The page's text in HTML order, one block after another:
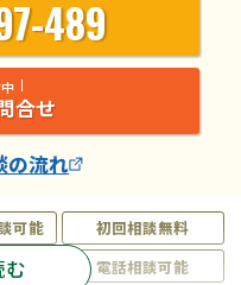
可能
初回相談無料
能
電話相談可能
489
合せ
の流れ